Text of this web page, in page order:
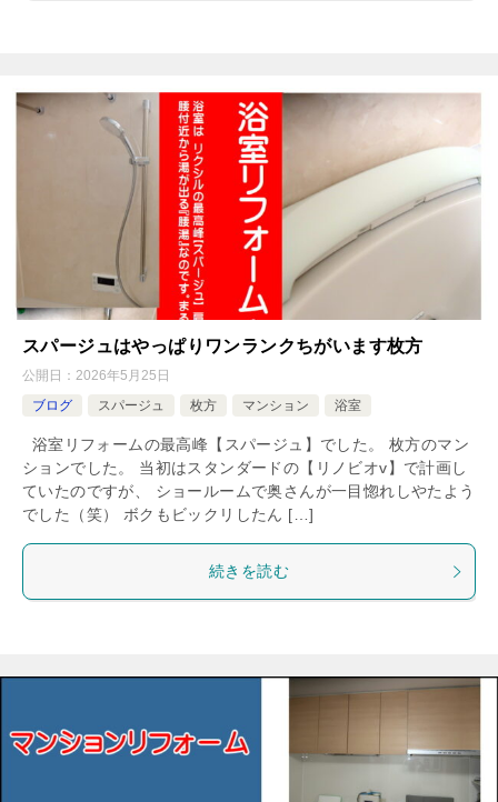
スパージュはやっぱりワンランクちがいます枚方
公開日： 2026年5月25日
ブログ
スパージュ 枚方 マンション 浴室
浴室リフォームの最高峰【スパージュ】でした。 枚方のマン
ションでした。 当初はスタンダードの【リノビオv】で計画し
ていたのですが、 ショールームで奥さんが一目惚れしやたよう
でした（笑） ボクもビックリしたん […]
続きを読む